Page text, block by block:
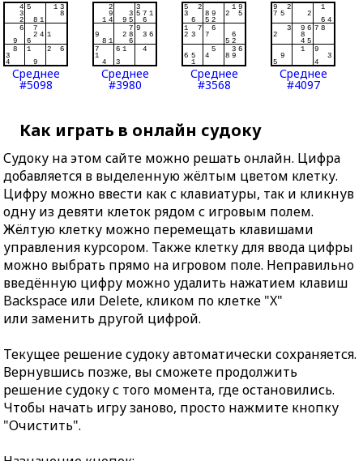
Среднее
#5098
Среднее
#3980
Среднее
#3568
Среднее
#4097
Как играть в онлайн судоку
Судоку на этом сайте можно решать онлайн. Цифра
добавляется в выделенную жёлтым цветом клетку.
Цифру можно ввести как с клавиатуры, так и кликнув
одну из девяти клеток рядом с игровым полем.
Жёлтую клетку можно перемещать клавишами
управления курсором. Также клетку для ввода цифры
можно выбрать прямо на игровом поле. Неправильно
введённую цифру можно удалить нажатием клавиш
Backspace или Delete, кликом по клетке "X"
или заменить другой цифрой.
Текущее решение судоку автоматически сохраняется.
Вернувшись позже, вы сможете продолжить
решение судоку с того момента, где остановились.
Чтобы начать игру заново, просто нажмите кнопку
"Очистить".